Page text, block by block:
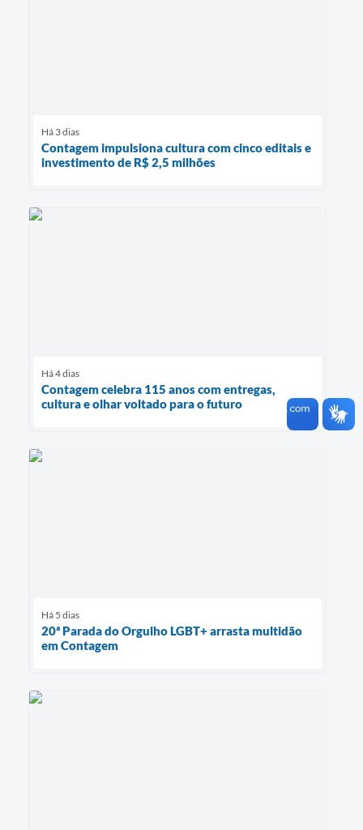
Há 3 dias
Contagem impulsiona cultura com cinco editais e
investimento de R$ 2,5 milhões
Há 4 dias
Contagem celebra 115 anos com entregas,
cultura e olhar voltado para o futuro
Há 5 dias
20ª Parada do Orgulho LGBT+ arrasta multidão
em Contagem